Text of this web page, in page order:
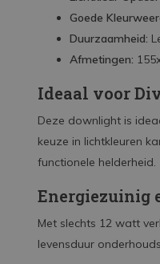
Goede
Duurzaamheid:
Afmetingen:
Ideaal voor
Deze downlight is
keuze in lichtkleuren
functionele helderheid.
Met slechts 12 watt
levensduur